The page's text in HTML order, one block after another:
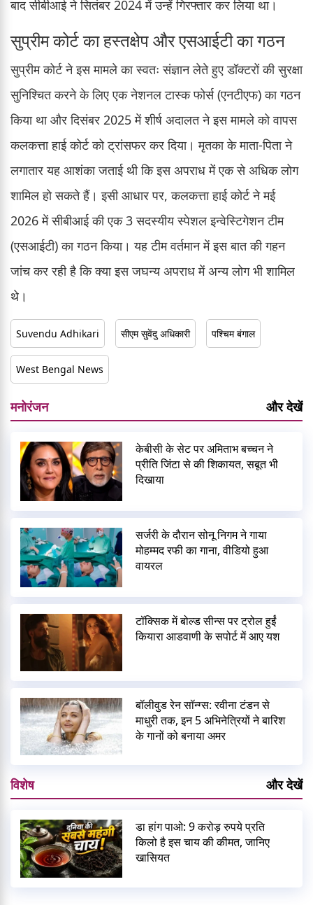
बाद सीबीआई ने सितंबर 2024 में उन्हें गिरफ्तार कर लिया था।
सुप्रीम कोर्ट का हस्तक्षेप और एसआईटी का गठन
सुप्रीम कोर्ट ने इस मामले का स्वतः संज्ञान लेते हुए डॉक्टरों की सुरक्षा
सुनिश्चित करने के लिए एक नेशनल टास्क फोर्स (एनटीएफ) का गठन
किया था और दिसंबर 2025 में शीर्ष अदालत ने इस मामले को वापस
कलकत्ता हाई कोर्ट को ट्रांसफर कर दिया। मृतका के माता-पिता ने
लगातार यह आशंका जताई थी कि इस अपराध में एक से अधिक लोग
शामिल हो सकते हैं। इसी आधार पर, कलकत्ता हाई कोर्ट ने मई
2026 में सीबीआई की एक 3 सदस्यीय स्पेशल इन्वेस्टिगेशन टीम
(एसआईटी) का गठन किया। यह टीम वर्तमान में इस बात की गहन
जांच कर रही है कि क्या इस जघन्य अपराध में अन्य लोग भी शामिल
थे।
Suvendu Adhikari सीएम सुवेंदु अधिकारी पश्चिम बंगाल
West Bengal News
मनोरंजन और देखें
केबीसी के सेट पर अमिताभ बच्चन ने
प्रीति जिंटा से की शिकायत, सबूत भी
दिखाया
सर्जरी के दौरान सोनू निगम ने गाया
मोहम्मद रफी का गाना, वीडियो हुआ
वायरल
टॉक्सिक में बोल्ड सीन्स पर ट्रोल हुईं
कियारा आडवाणी के सपोर्ट में आए यश
बॉलीवुड रेन सॉन्ग्स: रवीना टंडन से
माधुरी तक, इन 5 अभिनेत्रियों ने बारिश
के गानों को बनाया अमर
विशेष और देखें
डा हांग पाओ: 9 करोड़ रुपये प्रति
किलो है इस चाय की कीमत, जानिए
खासियत